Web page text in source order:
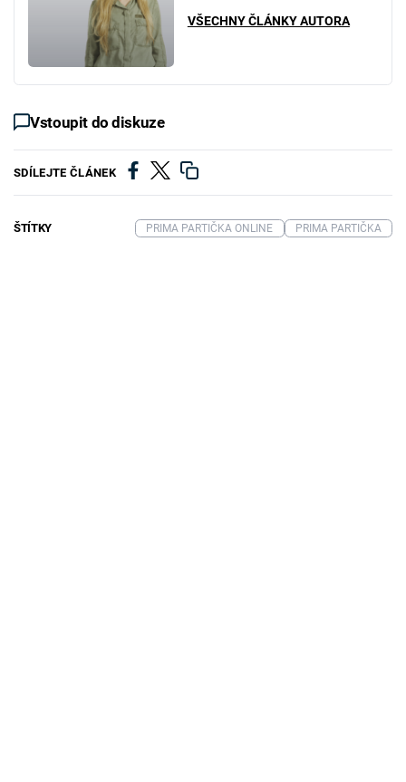
VŠECHNY ČLÁNKY AUTORA
Vstoupit do diskuze
SDÍLEJTE ČLÁNEK
ŠTÍTKY PRIMA PARTIČKA ONLINE PRIMA PARTIČKA